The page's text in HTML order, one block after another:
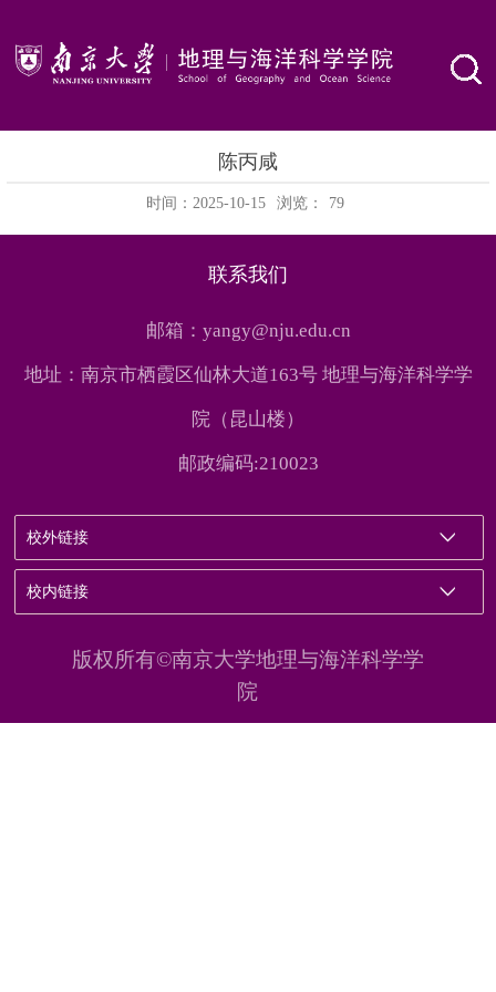
陈丙咸
时间：2025-10-15 浏览： 79
联系我们
邮箱：yangy@nju.edu.cn
地址：南京市栖霞区仙林大道163号 地理与海洋科学学
院（昆山楼）
邮政编码:210023
校外链接
校内链接
版权所有©南京大学地理与海洋科学学
院